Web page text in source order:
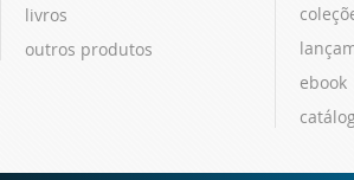
livros
outros produtos
ebook